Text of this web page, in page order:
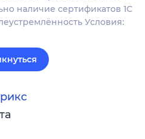
наличие сертификатов 1С
Условия: